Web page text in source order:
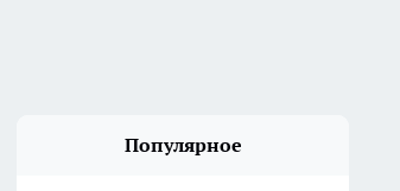
Популярное